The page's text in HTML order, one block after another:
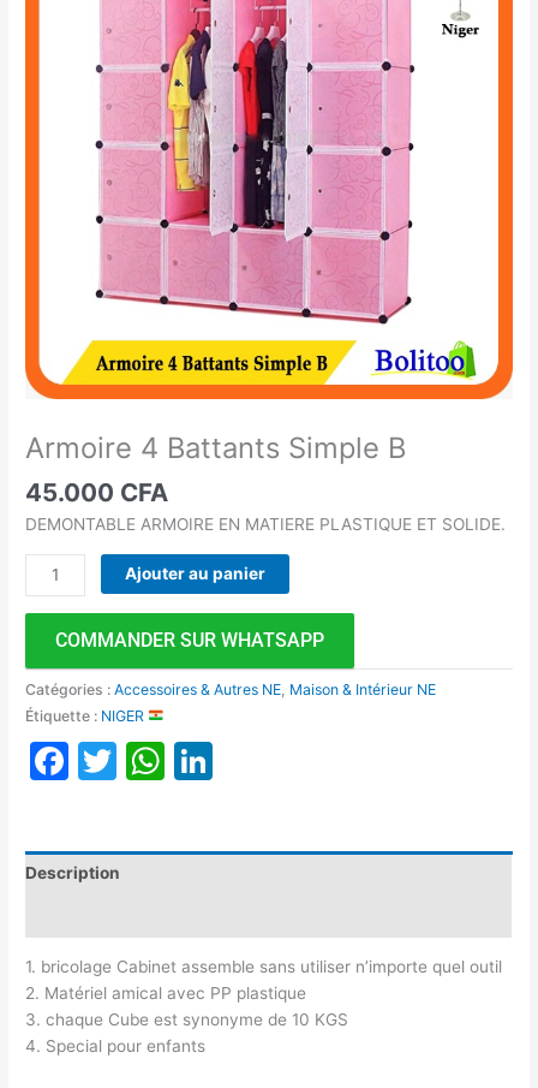
Armoire 4 Battants Simple B
45.000 CFA
DEMONTABLE ARMOIRE EN MATIERE PLASTIQUE ET SOLIDE.
Ajouter au panier
COMMANDER SUR WHATSAPP
Catégories :Accessoires & Autres NE Maison & Intérieur NE
Étiquette : NIGER
Facebook
TwitterWhatsApp
Description
1. bricolage Cabinet assemble sans utiliser n’importe quel outil
2. Matériel amical avec PP plastique
3. chaque Cube est synonyme de 10 KGS
4. Special pour enfants